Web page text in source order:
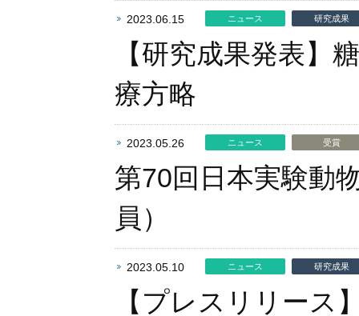
2023.06.15 ニュース 研究成果
【研究成果発表】
療方略
2023.05.26 ニュース 受賞
第70回日本実験動
員）
2023.05.10 ニュース 研究成果
【プレスリリース